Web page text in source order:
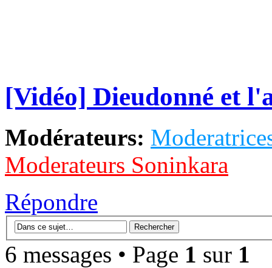
[Vidéo] Dieudonné et
Modérateurs:
Moderateurs Soninkara
Répondre
6 messages • Page 1 sur 1